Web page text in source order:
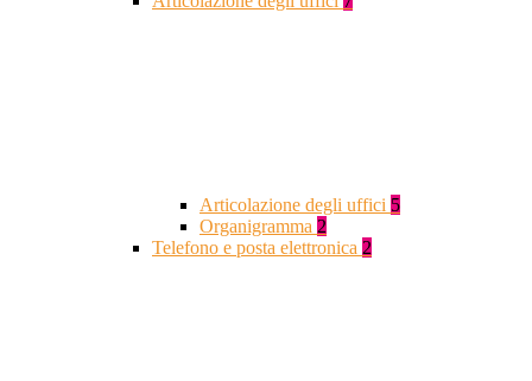
Articolazione degli uffici 5
Organigramma 2
Telefono e posta elettronica 2